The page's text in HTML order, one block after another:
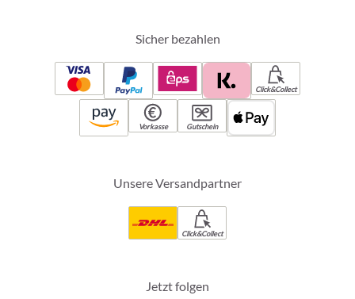
Sicher bezahlen
Click&Collect
Vorkasse Gutschein
Unsere Versandpartner
Click&Collect
Jetzt folgen